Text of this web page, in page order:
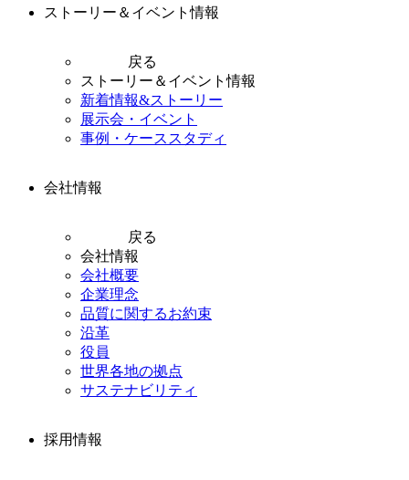
ストーリー＆イベント情報
戻る
ストーリー＆イベント情報
新着情報&ストーリー
展示会・イベント
事例・ケーススタディ
会社情報
戻る
会社情報
会社概要
企業理念
品質に関するお約束
沿革
役員
世界各地の拠点
サステナビリティ
採用情報